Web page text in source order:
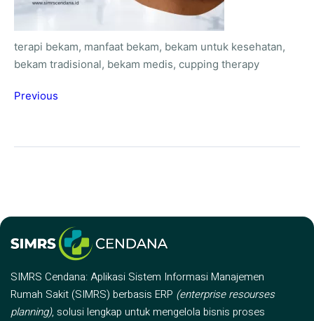
terapi bekam, manfaat bekam, bekam untuk kesehatan,
bekam tradisional, bekam medis, cupping therapy
Previous
SIMRS Cendana: Aplikasi Sistem Informasi Manajemen
Rumah Sakit (SIMRS) berbasis ERP (enterprise resourses
planning), solusi lengkap untuk mengelola bisnis proses